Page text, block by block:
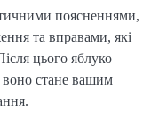
поясненнями,
та вправами, які
цього яблуко
воно стане вашим